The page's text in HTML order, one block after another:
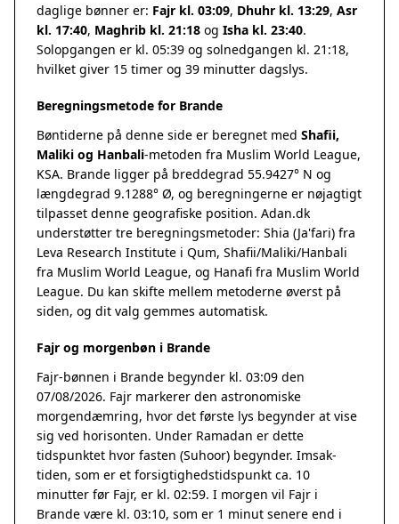
daglige bønner er: Fajr kl. 03:09, Dhuhr kl. 13:29, Asr
kl. 17:40, Maghrib kl. 21:18 og Isha kl. 23:40.
Solopgangen er kl. 05:39 og solnedgangen kl. 21:18,
hvilket giver 15 timer og 39 minutter dagslys.
Beregningsmetode for Brande
Bøntiderne på denne side er beregnet med Shafii,
Maliki og Hanbali-metoden fra Muslim World League,
KSA. Brande ligger på breddegrad 55.9427° N og
længdegrad 9.1288° Ø, og beregningerne er nøjagtigt
tilpasset denne geografiske position. Adan.dk
understøtter tre beregningsmetoder: Shia (Ja'fari) fra
Leva Research Institute i Qum, Shafii/Maliki/Hanbali
fra Muslim World League, og Hanafi fra Muslim World
League. Du kan skifte mellem metoderne øverst på
siden, og dit valg gemmes automatisk.
Fajr og morgenbøn i Brande
Fajr-bønnen i Brande begynder kl. 03:09 den
07/08/2026. Fajr markerer den astronomiske
morgendæmring, hvor det første lys begynder at vise
sig ved horisonten. Under Ramadan er dette
tidspunktet hvor fasten (Suhoor) begynder. Imsak-
tiden, som er et forsigtighedstidspunkt ca. 10
minutter før Fajr, er kl. 02:59. I morgen vil Fajr i
Brande være kl. 03:10, som er 1 minut senere end i